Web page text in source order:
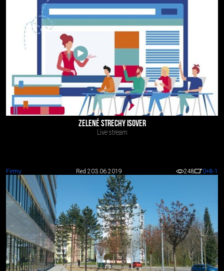
ZELENÉ STRECHY ISOVER
Live stream
Firmy Red 203.06.2019 248 0+8-1